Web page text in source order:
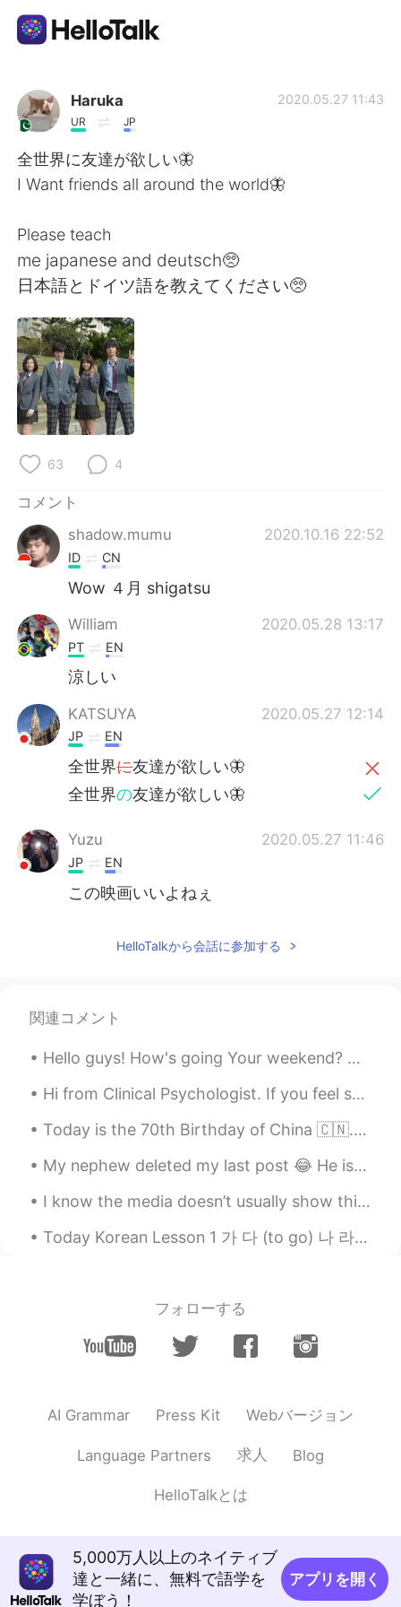
語学交換アプリ
AI Grammar Checker
日本語
English 简体中文
繁體中文
العربية
Deutsch
Русский
Indonesia
Türkçe Tiếng Việt
Português
Haruka
UR JP
2020.05.27 11:43
全世界に友達が欲しい🦋
I Want friends all around the world🦋
Please teach
me japanese and deutsch🥺
日本語とドイツ語を教えてください🥺
63 4
コメント
shadow.mumu
2020.10.16 22:52
ID CN
Wow ４月 shigatsu
William 2020.05.28 13:17
PT EN
涼しい
KATSUYA 2020.05.27 12:14
JP EN
全世界に友達が欲しい🦋
全世界の友達が欲しい🦋
Yuzu 2020.05.27 11:46
JP EN
この映画いいよねぇ
HelloTalkから会話に参加する
関連コメント
Hello guys! How's going Your weekend? Anyone here who wanna talk to me?? So bored at home 🤔🤔😊😊😊
Hi from Clinical Psychologist. If you feel sad or depress or anxious, feel free to text me. I am ...
Today is the 70th Birthday of China 🇨🇳. Happy National Day People ❣️. have a great day ☺️ Long li...
My nephew deleted my last post 😂 He is a naughty kid 😂 so i am uploading my photographs again ☺️...
I know the media doesn’t usually show this side of Pakistan, but this country has some of the mos...
Today Korean Lesson 1 가 다 (to go) 나 라 (country) 다 (all, everything) 나 (I, me) 너 ...
フォローする
AI Grammar Press Kit Webバージョン
Language Partners 求人 Blog
HelloTalkとは
5,000万人以上のネイティブ
達と一緒に、無料で語学を
学ぼう！
アプリを開く